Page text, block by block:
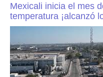
Mexicali inicia el mes
temperatura ¡alcanzó